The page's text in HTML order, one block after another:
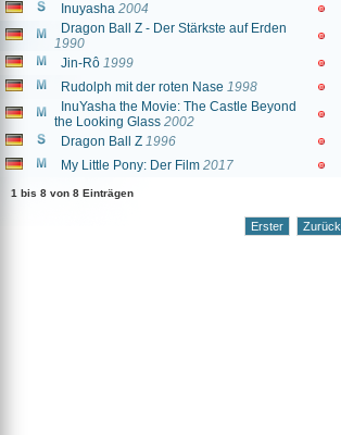
Inuyasha 2004
Dragon Ball Z - Der Stärkste auf Erden
1990
Jin-Rô 1999
Rudolph mit der roten Nase 1998
InuYasha the Movie: The Castle Beyond
the Looking Glass 2002
Dragon Ball Z 1996
My Little Pony: Der Film 2017
1 bis 8 von 8 Einträgen
Erster Zurück